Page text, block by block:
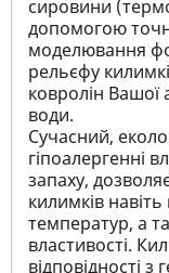
сировини
допомогою
моделювання
рельєфу
ковролін Вашої
води.
Сучасний,
гіпоалергенні
запаху,
килимків
температур, а
властивості.
відповідності